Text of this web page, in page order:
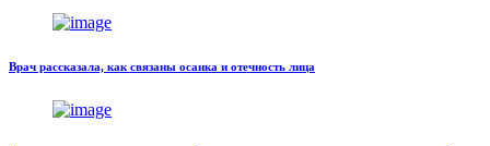
Врач рассказала, как связаны осанка и отечность лица